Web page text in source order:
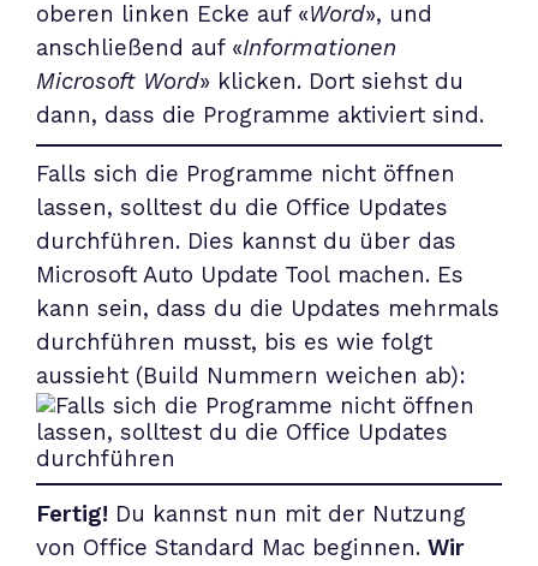
oberen linken Ecke auf «Word», und
anschließend auf «Informationen
Microsoft Word» klicken. Dort siehst du
dann, dass die Programme aktiviert sind.
Falls sich die Programme nicht öffnen
lassen, solltest du die Office Updates
durchführen. Dies kannst du über das
Microsoft Auto Update Tool machen. Es
kann sein, dass du die Updates mehrmals
durchführen musst, bis es wie folgt
aussieht (Build Nummern weichen ab):
Fertig! Du kannst nun mit der Nutzung
von Office Standard Mac beginnen. Wir